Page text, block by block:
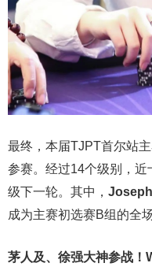
最终，本届TJPT首尔站
参赛。经过14个级别，
级下一轮。其中，
成为主赛初选赛B组的全
茅人及、徐强大神参战！